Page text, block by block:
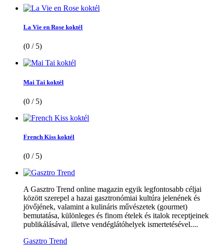
La Vie en Rose koktél
(0 / 5)
Mai Tai koktél
(0 / 5)
French Kiss koktél
(0 / 5)
A Gasztro Trend online magazin egyik legfontosabb céljai
között szerepel a hazai gasztronómiai kultúra jelenének és
jövőjének, valamint a kulináris művészetek (gourmet)
bemutatása, különleges és finom ételek és italok receptjeinek
publikálásával, illetve vendéglátóhelyek ismertetésével....
Gasztro Trend